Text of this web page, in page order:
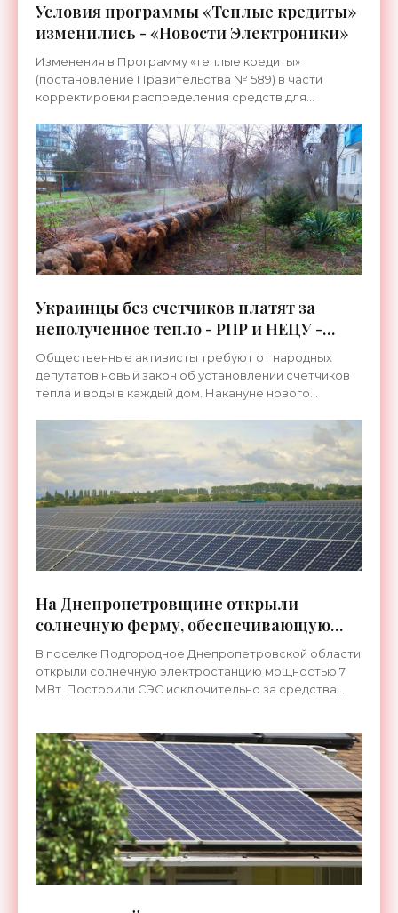
Условия программы «Теплые кредиты»
изменились - «Новости Электроники»
Изменения в Программу «теплые кредиты»
(постановление Правительства № 589) в части
корректировки распределения средств для
энергосбережению и размера процентов
Украинцы без счетчиков платят за
неполученное тепло - РПР и НЕЦУ -
«Новости Электроники»
Общественные активисты требуют от народных
депутатов новый закон об установлении счетчиков
тепла и воды в каждый дом. Накануне нового
экологического
На Днепропетровщине открыли
солнечную ферму, обеспечивающую
энергией 1000 домов - «Новости
Электроники»
В поселке Подгородное Днепропетровской области
открыли солнечную электростанцию мощностью 7
МВт. Построили СЭС исключительно за средства